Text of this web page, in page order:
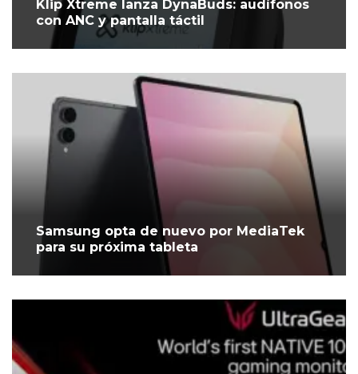
Klip Xtreme lanza DynaBuds: audífonos
con ANC y pantalla táctil
Samsung opta de nuevo por MediaTek
para su próxima tableta